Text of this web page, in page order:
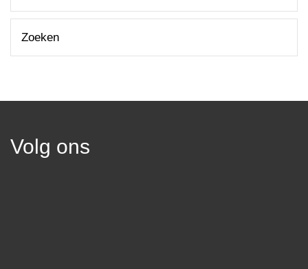
Zoeken
Volg ons